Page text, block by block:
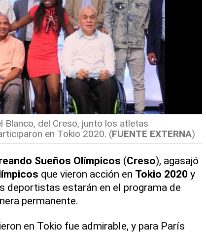
Blanco, del Creso, junto los atletas
en Tokio 2020. (FUENTE EXTERNA)
Sueños Olímpicos (Creso), agasajó
que vieron acción en Tokio 2020 y
deportistas estarán en el programa de
permanente.
en Tokio fue admirable, y para París